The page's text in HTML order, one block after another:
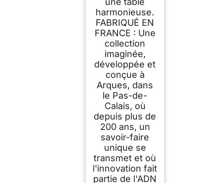
harmonieuse.
FABRIQUÉ EN
FRANCE : Une
collection
imaginée,
développée et
conçue à
Arques, dans
le Pas-de-
Calais, où
depuis plus de
200 ans, un
savoir-faire
unique se
transmet et où
l'innovation fait
partie de l'ADN